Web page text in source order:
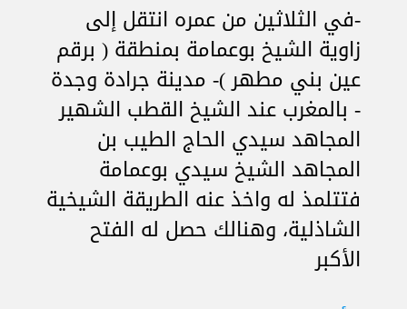
-في الثلاثين من عمره انتقل إلى
زاوية الشيخ بوعمامة بمنطقة ( برقم
عين بني مطهر )- مدينة جرادة وجدة
- بالمغرب عند الشيخ القطب الشهير
المجاهد سيدي الحاج الطيب بن
المجاهد الشيخ سيدي بوعمامة
فتتلمذ له واخذ عنه الطريقة الشيخية
الشاذلية، وهنالك حصل له الفتح
الأكبر